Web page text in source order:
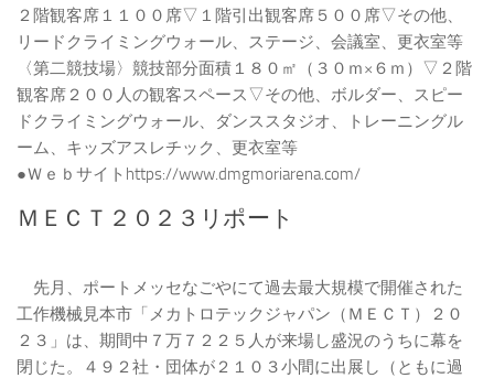
２階観客席１１００席▽１階引出観客席５００席▽その他、
リードクライミングウォール、ステージ、会議室、更衣室等
〈第二競技場〉競技部分面積１８０㎡（３０ｍ×６ｍ）▽２階
観客席２００人の観客スペース▽その他、ボルダー、スピー
ドクライミングウォール、ダンススタジオ、トレーニングル
ーム、キッズアスレチック、更衣室等
●Ｗｅｂサイトhttps://www.dmgmoriarena.com/
ＭＥＣＴ２０２３リポート
先月、ポートメッセなごやにて過去最大規模で開催された
工作機械見本市「メカトロテックジャパン（ＭＥＣＴ）２０
２３」は、期間中７万７２２５人が来場し盛況のうちに幕を
閉じた。４９２社・団体が２１０３小間に出展し（ともに過